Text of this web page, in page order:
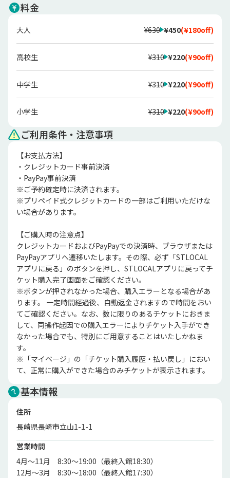
料金
大人 ¥630 ¥450(¥180off)
高校生 ¥310 ¥220(¥90off)
中学生 ¥310 ¥220(¥90off)
小学生 ¥310 ¥220(¥90off)
ご利用条件・注意事項
【お支払方法】
・クレジットカード事前決済
・PayPay事前決済
※ご予約確定時に決済されます。
※プリペイド式クレジットカードの一部はご利用いただけな
い場合があります。
【ご購入時の注意点】
クレジットカードおよびPayPayでの決済時、ブラウザまたは
PayPayアプリへ遷移いたします。その際、必ず「STLOCAL
アプリに戻る」のボタンを押し、STLOCALアプリに戻ってチ
ケット購入完了画面をご確認ください。
※ボタンが押されなかった場合、購入エラーとなる場合があ
ります。 一定時間経過後、自動返金されますので時間をおい
てご確認ください。なお、数に限りのあるチケットにおきま
して、同操作起因での購入エラーによりチケット入手ができ
なかった場合でも、特別にご用意することはいたしかねま
す。
※「マイページ」の「チケット購入履歴・払い戻し」におい
て、正常に購入ができた場合のみチケットが表示されます。
基本情報
住所
長崎県長崎市立山1-1-1
営業時間
4月～11月　8:30～19:00（最終入館18:30）
12月～3月　8:30～18:00（最終入館17:30）